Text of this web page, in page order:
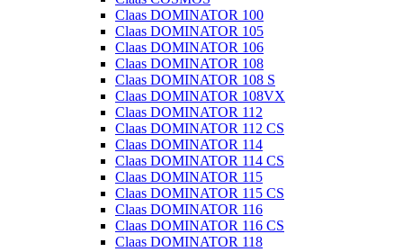
Claas DOMINATOR 100
Claas DOMINATOR 105
Claas DOMINATOR 106
Claas DOMINATOR 108
Claas DOMINATOR 108 S
Claas DOMINATOR 108VX
Claas DOMINATOR 112
Claas DOMINATOR 112 CS
Claas DOMINATOR 114
Claas DOMINATOR 114 CS
Claas DOMINATOR 115
Claas DOMINATOR 115 CS
Claas DOMINATOR 116
Claas DOMINATOR 116 CS
Claas DOMINATOR 118